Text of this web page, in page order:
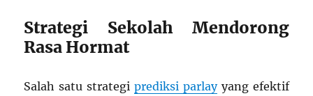
Strategi Sekolah Mendorong
Rasa Hormat
Salah satu strategi prediksi parlayyang efektif